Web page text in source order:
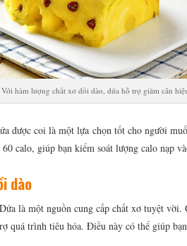
Với hàm lượng chất xơ dồi dào, dứa hỗ trợ giảm cân
được coi là một lựa chọn tốt cho người
calo, giúp bạn kiểm soát lượng calo nạp
dào
là một nguồn cung cấp chất xơ tuyệt
quá trình tiêu hóa. Điều này có thể giúp